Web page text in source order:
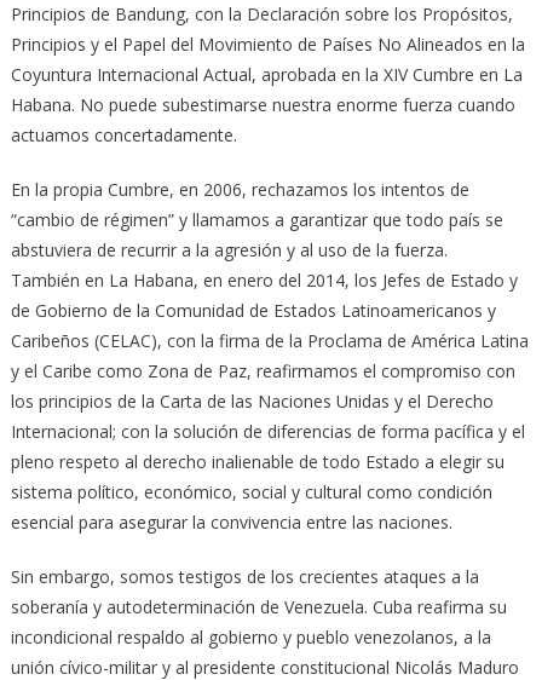
Principios de Bandung, con la Declaración sobre los Propósitos,
Principios y el Papel del Movimiento de Países No Alineados en la
Coyuntura Internacional Actual, aprobada en la XIV Cumbre en La
Habana. No puede subestimarse nuestra enorme fuerza cuando
actuamos concertadamente.
En la propia Cumbre, en 2006, rechazamos los intentos de
“cambio de régimen” y llamamos a garantizar que todo país se
abstuviera de recurrir a la agresión y al uso de la fuerza.
También en La Habana, en enero del 2014, los Jefes de Estado y
de Gobierno de la Comunidad de Estados Latinoamericanos y
Caribeños (CELAC), con la firma de la Proclama de América Latina
y el Caribe como Zona de Paz, reafirmamos el compromiso con
los principios de la Carta de las Naciones Unidas y el Derecho
Internacional; con la solución de diferencias de forma pacífica y el
pleno respeto al derecho inalienable de todo Estado a elegir su
sistema político, económico, social y cultural como condición
esencial para asegurar la convivencia entre las naciones.
Sin embargo, somos testigos de los crecientes ataques a la
soberanía y autodeterminación de Venezuela. Cuba reafirma su
incondicional respaldo al gobierno y pueblo venezolanos, a la
unión cívico-militar y al presidente constitucional Nicolás Maduro